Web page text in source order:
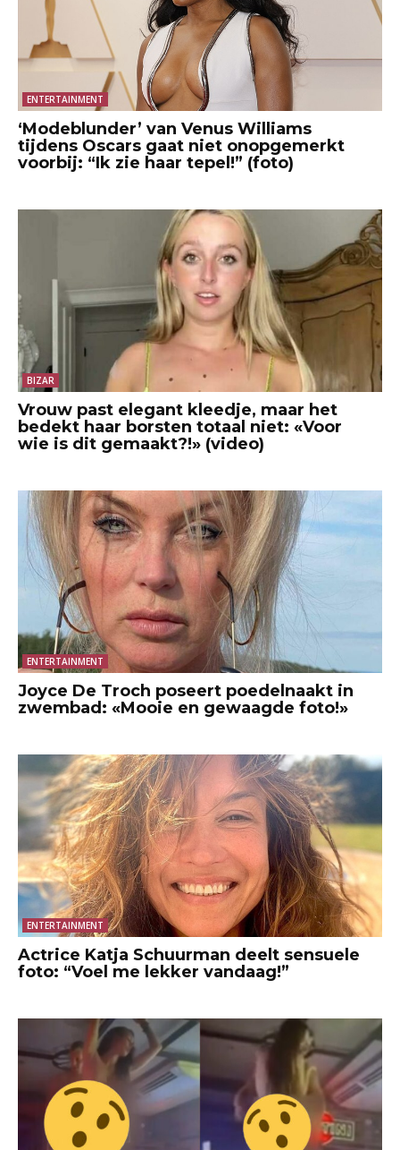
ENTERTAINMENT
‘Modeblunder’ van Venus Williams
tijdens Oscars gaat niet onopgemerkt
voorbij: “Ik zie haar tepel!” (foto)
BIZAR
Vrouw past elegant kleedje, maar het
bedekt haar borsten totaal niet: «Voor
wie is dit gemaakt?!» (video)
ENTERTAINMENT
Joyce De Troch poseert poedelnaakt in
zwembad: «Mooie en gewaagde foto!»
ENTERTAINMENT
Actrice Katja Schuurman deelt sensuele
foto: “Voel me lekker vandaag!”